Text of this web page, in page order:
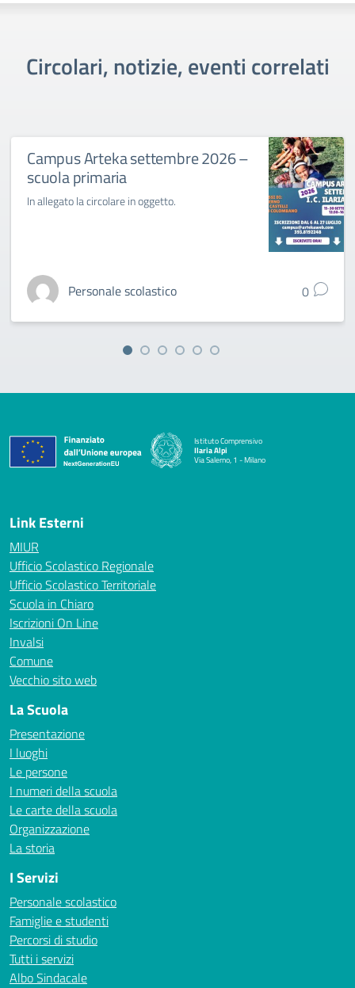
Circolari, notizie, eventi correlati
Campus Arteka settembre 2026 –
scuola primaria
In allegato la circolare in oggetto.
Personale scolastico 0
Istituto Comprensivo
Ilaria Alpi
Via Salerno, 1 - Milano
— Visita la pagina iniziale della scuola
Link Esterni
MIUR
Ufficio Scolastico Regionale
Ufficio Scolastico Territoriale
Scuola in Chiaro
Iscrizioni On Line
Invalsi
Comune
Vecchio sito web
La Scuola
Presentazione
I luoghi
Le persone
I numeri della scuola
Le carte della scuola
Organizzazione
La storia
I Servizi
Personale scolastico
Famiglie e studenti
Percorsi di studio
Tutti i servizi
Albo Sindacale